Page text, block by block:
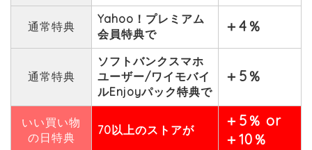
通常特典
Yahoo！プレミアム
会員特典で
＋4％
通常特典
ソフトバンクスマホ
ユーザー/ワイモバイ
ルEnjoyパック特典で
＋5％
いい買い物
の日特典
70以上のストアが
＋5％ or
＋10％